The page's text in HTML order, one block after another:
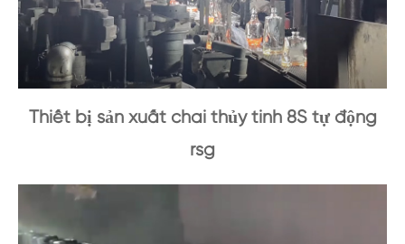
Thiết bị sản xuất chai thủy tinh 8S tự động
rsg